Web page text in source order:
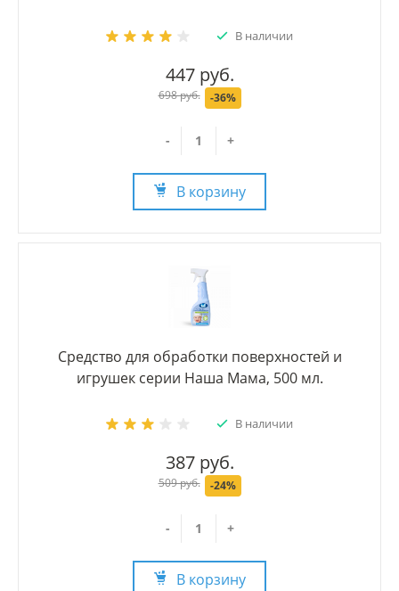
В наличии
447 руб.
698 руб. -36%
- +
В корзину
Средство для обработки поверхностей и
игрушек серии Наша Мама, 500 мл.
В наличии
387 руб.
509 руб. -24%
- +
В корзину